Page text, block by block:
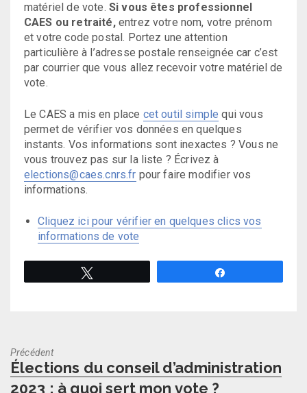
matériel de vote. Si vous êtes professionnel
CAES ou retraité,entrez votre nom, votre prénom
et votre code postal. Portez une attention
particulière à l’adresse postale renseignée car c’est
par courrier que vous allez recevoir votre matériel de
vote.
Le CAES a mis en place cet outil simple qui vous
permet de vérifier vos données en quelques
instants. Vos informations sont inexactes ? Vous ne
vous trouvez pas sur la liste ? Écrivez à
elections@caes.cnrs.fr pour faire modifier vos
informations.
Cliquez ici pour vérifier en quelques clics vos
informations de vote
Précédent
Previous
post:
Élections du conseil d’administration
2023 : à quoi sert mon vote ?